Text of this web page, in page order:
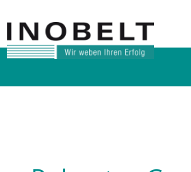
Auszug aus unseren
Prdukten